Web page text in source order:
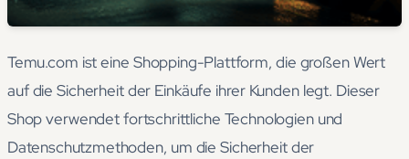
Temu.com ist eine Shopping-Plattform, die großen Wert
auf die Sicherheit der Einkäufe ihrer Kunden legt. Dieser
Shop verwendet fortschrittliche Technologien und
Datenschutzmethoden, um die Sicherheit der